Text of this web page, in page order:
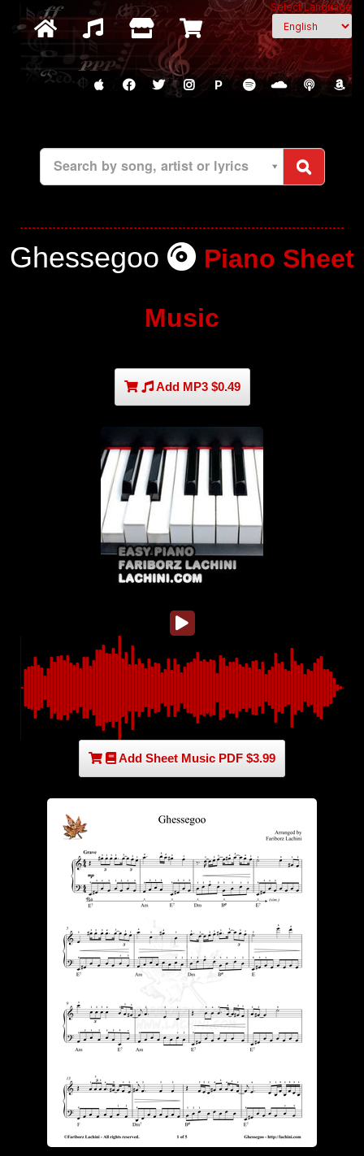
Select Language
P
Search by song, artist or lyrics
Ghessegoo Piano Sheet
Music
Add MP3 $0.49
Add Sheet Music PDF $3.99